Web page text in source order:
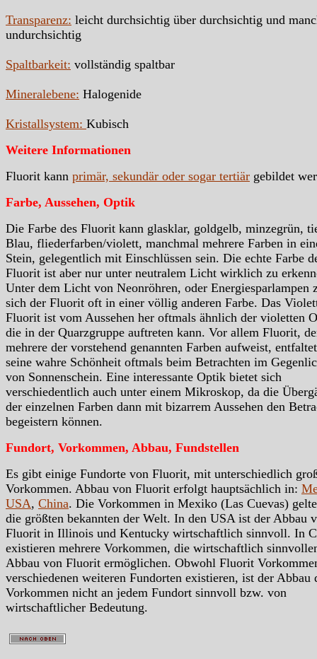
Transparenz: leicht durchsichtig über durchsichtig und
undurchsichtig
Spaltbarkeit: vollständig spaltbar
Mineralebene: Halogenide
Kristallsystem: Kubisch
Weitere Informationen
Fluorit kann primär, sekundär oder sogar tertiär gebildet
Farbe, Aussehen, Optik
Die Farbe des Fluorit kann glasklar, goldgelb, minzegrün,
Blau, fliederfarben/violett, manchmal mehrere Farben in
Stein, gelegentlich mit Einschlüssen sein. Die echte Farbe
Fluorit ist aber nur unter neutralem Licht wirklich zu
Unter dem Licht von Neonröhren, oder Energiesparlampen
sich der Fluorit oft in einer völlig anderen Farbe. Das
Fluorit ist vom Aussehen her oftmals ähnlich der violetten
die in der Quarzgruppe auftreten kann. Vor allem Fluorit,
mehrere der vorstehend genannten Farben aufweist, entfaltet
seine wahre Schönheit oftmals beim Betrachten im
von Sonnenschein. Eine interessante Optik bietet sich
verschiedentlich auch unter einem Mikroskop, da die
der einzelnen Farben dann mit bizarrem Aussehen den
begeistern können.
Fundort, Vorkommen, Abbau, Fundstellen
Es gibt einige Fundorte von Fluorit, mit unterschiedlich
Vorkommen. Abbau von Fluorit erfolgt hauptsächlich in:
USA, China. Die Vorkommen in Mexiko (Las Cuevas)
die größten bekannten der Welt. In den USA ist der Abbau
Fluorit in Illinois und Kentucky wirtschaftlich sinnvoll. In
existieren mehrere Vorkommen, die wirtschaftlich
Abbau von Fluorit ermöglichen. Obwohl Fluorit
verschiedenen weiteren Fundorten existieren, ist der Abbau
Vorkommen nicht an jedem Fundort sinnvoll bzw. von
wirtschaftlicher Bedeutung.